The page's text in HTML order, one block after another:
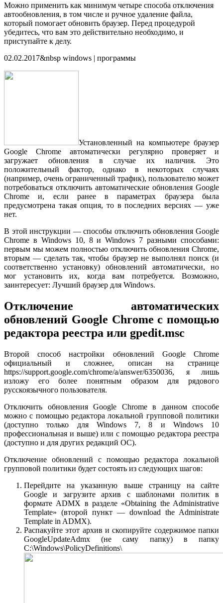
Можно применить как минимум четыре способа отключения
автообновления, в том числе и ручное удаление файла,
который помогает обновить браузер. Перед процедурой
убедитесь, что вам это действительно необходимо, и
приступайте к делу.
02.02.2017&nbsp windows | программы
Установленный на компьютере браузер
Google Chrome автоматически регулярно проверяет и
загружает обновления в случае их наличия. Это
положительный фактор, однако в некоторых случаях
(например, очень ограниченный трафик), пользователю может
потребоваться отключить автоматические обновления Google
Chrome и, если ранее в параметрах браузера была
предусмотрена такая опция, то в последних версиях — уже
нет.
В этой инструкции — способы отключить обновления Google
Chrome в Windows 10, 8 и Windows 7 разными способами:
первым мы можем полностью отключить обновления Chrome,
вторым — сделать так, чтобы браузер не выполнял поиск (и
соответственно установку) обновлений автоматически, но
мог установить их, когда вам потребуется. Возможно,
заинтересует: Лучший браузер для Windows.
Отключение автоматических
обновлений Google Chrome с помощью
редактора реестра или gpedit.msc
Второй способ настройки обновлений Google Chrome
официальный и сложнее, описан на странице
https://support.google.com/chrome/a/answer/6350036, я лишь
изложу его более понятным образом для рядового
русскоязычного пользователя.
Отключить обновления Google Chrome в данном способе
можно с помощью редактора локальной групповой политики
(доступно только для Windows 7, 8 и Windows 10
профессиональная и выше) или с помощью редактора реестра
(доступно и для других редакций ОС).
Отключение обновлений с помощью редактора локальной
групповой политики будет состоять из следующих шагов:
Перейдите на указанную выше страницу на сайте
Google и загрузите архив с шаблонами политик в
формате ADMX в разделе «Obtaining the Administrative
Template» (второй пункт — download the Administrate
Template in ADMX).
Распакуйте этот архив и скопируйте содержимое папки
GoogleUpdateAdmx (не саму папку) в папку
C:\Windows\PolicyDefinitions\